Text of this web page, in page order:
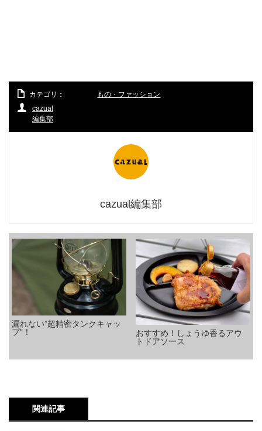
カテゴリ：
もの・ファッション
cazual
編集部
cazual編集部
漏れない”超精密タンクキャッ
プ”！
おすすめ！しょうゆ香るアウ
トドアソース
関連記事